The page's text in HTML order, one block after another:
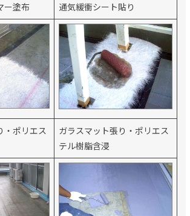
ー塗布 通気緩衝シート貼り
・ポリエス
ガラスマット張り・ポリエス
テル樹脂含浸